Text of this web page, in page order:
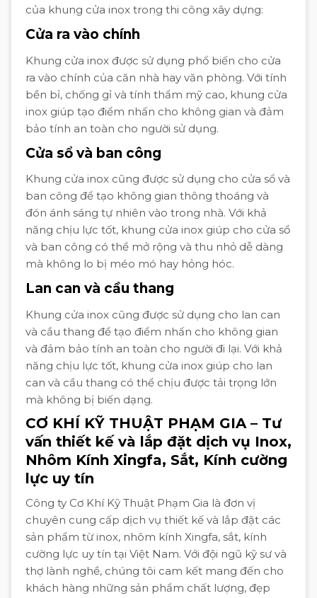
của khung cửa inox trong thi công xây dựng:
Cửa ra vào chính
Khung cửa inox được sử dụng phổ biến cho cửa
ra vào chính của căn nhà hay văn phòng. Với tính
bền bỉ, chống gỉ và tính thẩm mỹ cao, khung cửa
inox giúp tạo điểm nhấn cho không gian và đảm
bảo tính an toàn cho người sử dụng.
Cửa sổ và ban công
Khung cửa inox cũng được sử dụng cho cửa sổ và
ban công để tạo không gian thông thoáng và
đón ánh sáng tự nhiên vào trong nhà. Với khả
năng chịu lực tốt, khung cửa inox giúp cho cửa sổ
và ban công có thể mở rộng và thu nhỏ dễ dàng
mà không lo bị méo mó hay hỏng hóc.
Lan can và cầu thang
Khung cửa inox cũng được sử dụng cho lan can
và cầu thang để tạo điểm nhấn cho không gian
và đảm bảo tính an toàn cho người đi lại. Với khả
năng chịu lực tốt, khung cửa inox giúp cho lan
can và cầu thang có thể chịu được tải trọng lớn
mà không bị biến dạng.
CƠ KHÍ KỸ THUẬT PHẠM GIA – Tư
vấn thiết kế và lắp đặt dịch vụ Inox,
Nhôm Kính Xingfa, Sắt, Kính cường
lực uy tín
Công ty Cơ Khí Kỹ Thuật Phạm Gia là đơn vị
chuyên cung cấp dịch vụ thiết kế và lắp đặt các
sản phẩm từ inox, nhôm kính Xingfa, sắt, kính
cường lực uy tín tại Việt Nam. Với đội ngũ kỹ sư và
thợ lành nghề, chúng tôi cam kết mang đến cho
khách hàng những sản phẩm chất lượng, đẹp